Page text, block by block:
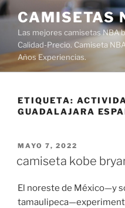
Saltar
al
contenido
CAMISETAS
Las mejores camisetas NBA
Calidad-Precio. Camiseta
Años Experiencias.
ETIQUETA:
GUADALAJARA
PUBLICADO
MAYO 7, 2022
camiseta kobe
El noreste de México—y